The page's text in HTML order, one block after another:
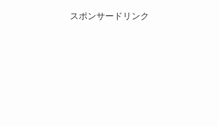
スポンサードリンク